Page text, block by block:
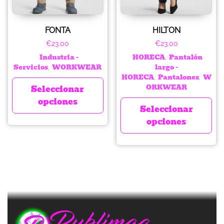
FONTA
€23.00
Industria -
Servicios WORKWEAR
Seleccionar
opciones
HILTON
€23.00
HORECA Pantalón
largo -
HORECA, Pantalones, W
ORKWEAR
Seleccionar
opciones